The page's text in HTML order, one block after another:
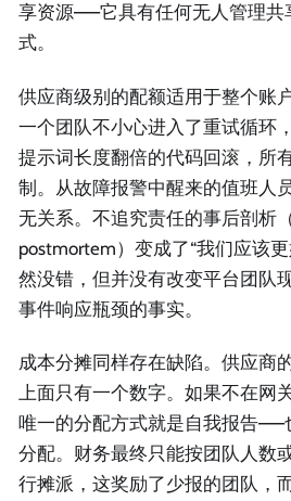
享资源——它具有任何无人管理共
式。
供应商级别的配额适用于整个账
一个团队不小心进入了重试循环
提示词长度翻倍的代码回滚，所
制。从故障报警中醒来的值班人
无关系。不追究责任的事后剖析
postmortem）变成了“我们应该
然没错，但并没有改变平台团队
事件响应瓶颈的事实。
成本分摊同样存在缺陷。供应商
上面只有一个数字。如果不在网
唯一的分配方式就是自我报告——
分配。财务最终只能按团队人数
行摊派，这奖励了少报的团队，